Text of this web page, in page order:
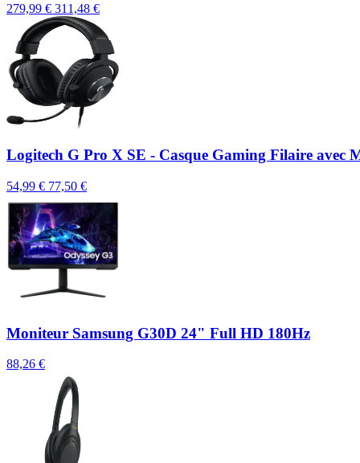
279,99 € 311,48 €
Logitech G Pro X SE - Casque Gaming Filaire avec
54,99 € 77,50 €
Moniteur Samsung G30D 24" Full HD 180Hz
88,26 €